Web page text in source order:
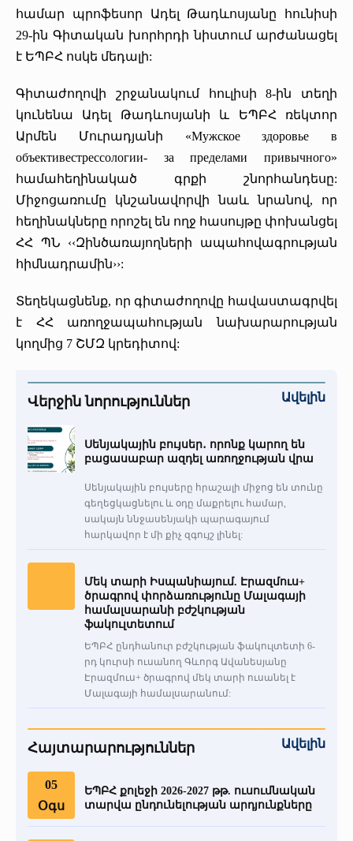
համար պրոֆեսոր Ադել Թադևոսյանը հունիսի
29-ին Գիտական խորհրդի նիստում արժանացել
է ԵՊԲՀ ոսկե մեդալի:
Գիտաժողովի շրջանակում հուլիսի 8-ին տեղի
կունենա Ադել Թադևոսյանի և ԵՊԲՀ ռեկտոր
Արմեն Մուրադյանի «Мужское здоровье в
объективестрессологии- за пределами привычного»
համահեղինակած գրքի շնորհանդեսը:
Միջոցառումը կնշանավորվի նաև նրանով, որ
հեղինակները որոշել են ողջ հասույթը փոխանցել
ՀՀ ՊՆ ‹‹Զինծառայողների ապահովագրության
հիմնադրամին››:
Տեղեկացնենք, որ գիտաժողովը հավաստագրվել
է ՀՀ առողջապահության նախարարության
կողմից 7 ՇՄԶ կրեդիտով:
Վերջին նորություններ Ավելին
Սենյակային բույսեր․ որոնք կարող են
բացասաբար ազդել առողջության վրա
Սենյակային բույսերը հրաշալի միջոց են տունը
գեղեցկացնելու և օդը մաքրելու համար,
սակայն ննջասենյակի պարագայում
հարկավոր է մի քիչ զգույշ լինել:
Մեկ տարի Իսպանիայում. Էրազմուս+
ծրագրով փորձառությունը Մալագայի
համալսարանի բժշկության
ֆակուլտետում
ԵՊԲՀ ընդհանուր բժշկության ֆակուլտետի 6-
րդ կուրսի ուսանող Գևորգ Ավանեսյանը
Էրազմուս+ ծրագրով մեկ տարի ուսանել է
Մալագայի համալսարանում:
Հայտարարություններ Ավելին
05
Օգս
ԵՊԲՀ քոլեջի 2026-2027 թթ. ուսումնական
տարվա ընդունելության արդյունքները